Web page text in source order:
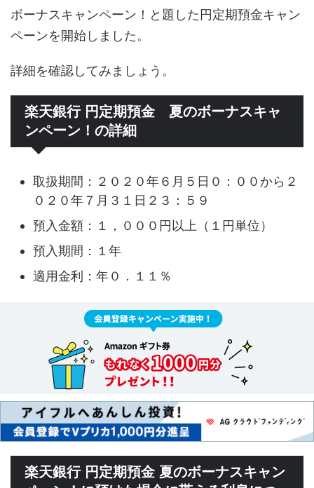
ボーナスキャンペーン！と題した円定期預金キャン
ペーンを開始しました。
詳細を確認してみましょう。
楽天銀行 円定期預金 夏のボーナスキャ
ンペーン！の詳細
取扱期間：２０２０年６月５日０：００から２
０２０年７月３１日２３：５９
預入金額：１，０００円以上（１円単位）
預入期間：１年
適用金利：年０．１１％
楽天銀行 円定期預金 夏のボーナスキャン